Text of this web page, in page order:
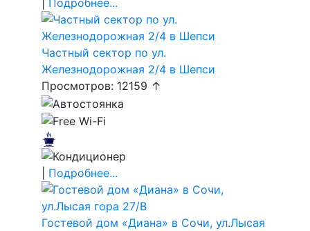
Подробнее...
Частный сектор по ул.
Железнодорожная 2/4 в Шепси
Просмотров: 12159 ↑
Подробнее...
Гостевой дом «Диана» в Сочи, ул.Лысая